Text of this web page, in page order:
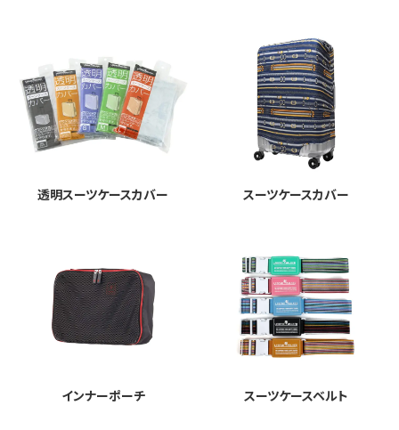
透明スーツケースカバー スーツケースカバー
インナーポーチ スーツケースベルト